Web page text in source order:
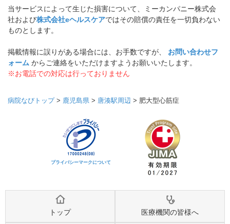
当サービスによって生じた損害について、ミーカンパニー株式会
社および株式会社eヘルスケアではその賠償の責任を一切負わない
ものとします。
掲載情報に誤りがある場合には、お手数ですが、 お問い合わせフ
ォーム からご連絡をいただけますようお願いいたします。
※お電話での対応は行っておりません
病院なびトップ> 鹿児島県 > 唐湊駅周辺 > 肥大型心筋症
プライバシーマークについて
トップ 医療機関の皆様へ